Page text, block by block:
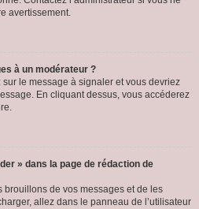
avertissement.
à un modérateur ?
sur le message à signaler et vous devriez
En cliquant dessus, vous accéderez
» dans la page de rédaction de
brouillons de vos messages et de les
allez dans le panneau de l’utilisateur